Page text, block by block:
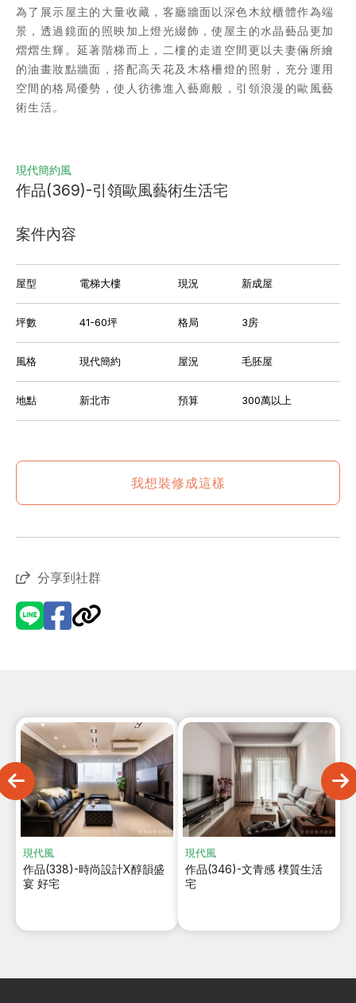
為了展示屋主的大量收藏，客廳牆面以深色木紋櫃體作為端
景，透過鏡面的照映加上燈光綴飾，使屋主的水晶藝品更加
熠熠生輝。延著階梯而上，二樓的走道空間更以夫妻倆所繪
的油畫妝點牆面，搭配高天花及木格柵燈的照射，充分運用
空間的格局優勢，使人彷彿進入藝廊般，引領浪漫的歐風藝
術生活。
現代簡約風
作品(369)-引領歐風藝術生活宅
案件內容
屋型 電梯大樓 現況 新成屋
坪數 41-60坪 格局 3房
風格 現代簡約 屋況 毛胚屋
地點 新北市 預算 300萬以上
我想裝修成這樣
分享到社群
現代風
作品(338)-時尚設計X醇韻盛
宴 好宅
現代風
作品(346)-文青感 樸質生活
宅